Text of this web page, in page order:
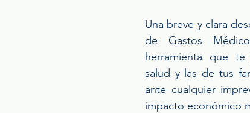
Una breve y clara
de Gastos
herramienta que
salud y las de tus
ante cualquier
impacto económico